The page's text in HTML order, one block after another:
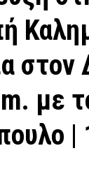
στον
με